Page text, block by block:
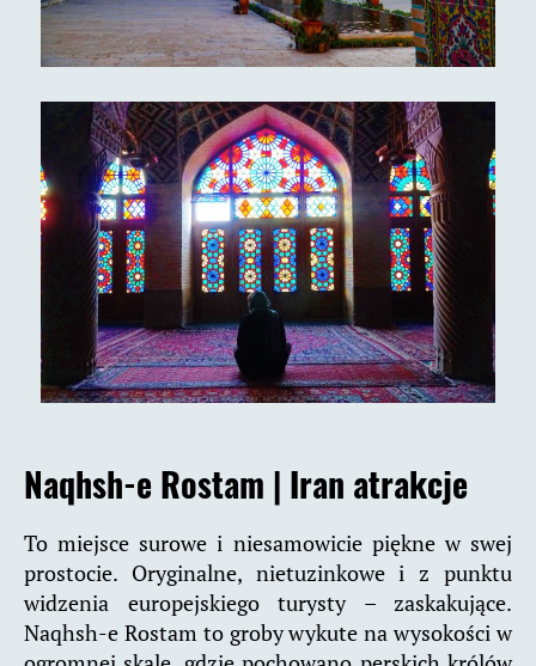
Naqhsh-e Rostam | Iran atrakcje
To miejsce surowe i niesamowicie piękne w swej
prostocie. Oryginalne, nietuzinkowe i z punktu
widzenia europejskiego turysty – zaskakujące.
Naqhsh-e Rostam to groby wykute na wysokości w